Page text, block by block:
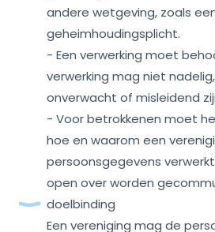
andere wetgeving, zoals
geheimhoudingsplicht.
- Een verwerking moet
verwerking mag niet
onverwacht of misleidend
- Voor betrokkenen moet
hoe en waarom een
persoonsgegevens
open over worden
doelbinding
Een vereniging mag de